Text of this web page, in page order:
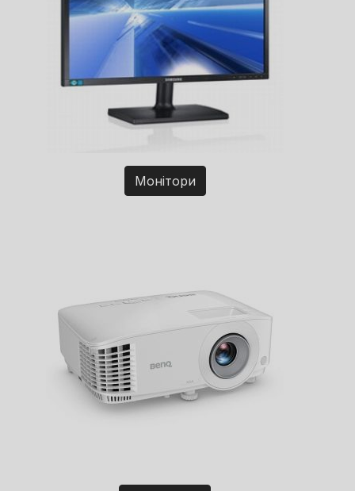
Монітори